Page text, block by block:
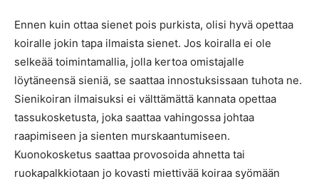
Ennen kuin ottaa sienet pois purkista, olisi hyvä opettaa
koiralle jokin tapa ilmaista sienet. Jos koiralla ei ole
selkeää toimintamallia, jolla kertoa omistajalle
löytäneensä sieniä, se saattaa innostuksissaan tuhota ne.
Sienikoiran ilmaisuksi ei välttämättä kannata opettaa
tassukosketusta, joka saattaa vahingossa johtaa
raapimiseen ja sienten murskaantumiseen.
Kuonokosketus saattaa provosoida ahnetta tai
ruokapalkkiotaan jo kovasti miettivää koiraa syömään